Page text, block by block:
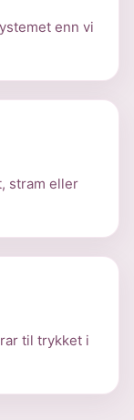
enn vi
stram eller
til trykket i